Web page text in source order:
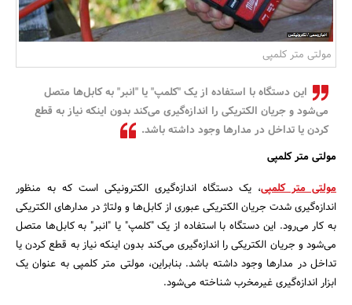
مولتی متر کلمپی
این دستگاه با استفاده از یک "کلمپ" یا "انبر" به کابل‌ها متصل
می‌شود و جریان الکتریکی را اندازه‌گیری می‌کند بدون اینکه نیاز به قطع
کردن یا تداخل در مدارها وجود داشته باشد.
مولتی متر کلمپی
مولتی متر کلمپی، یک دستگاه اندازه‌گیری الکترونیکی است که به منظور
اندازه‌گیری شدت جریان الکتریکی عبوری از کابل‌ها و ولتاژ در مدارهای الکتریکی
به کار می‌رود. این دستگاه با استفاده از یک "کلمپ" یا "انبر" به کابل‌ها متصل
می‌شود و جریان الکتریکی را اندازه‌گیری می‌کند بدون اینکه نیاز به قطع کردن یا
تداخل در مدارها وجود داشته باشد. بنابراین، مولتی متر کلمپی به عنوان یک
ابزار اندازه‌گیری غیرمخرب شناخته می‌شود.